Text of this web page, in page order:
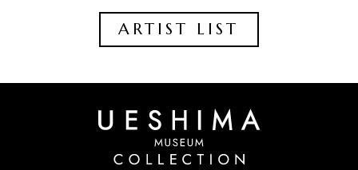
ARTIST LIST